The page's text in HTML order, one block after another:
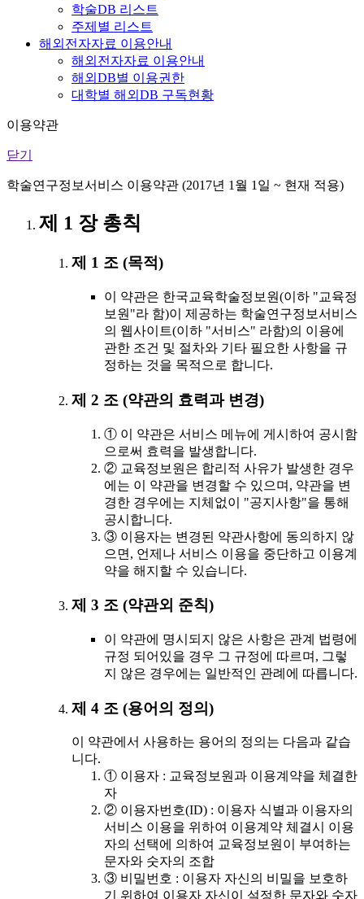
학술DB 리스트
주제별 리스트
해외전자자료 이용안내
해외전자자료 이용안내
해외DB별 이용권한
대학별 해외DB 구독현황
이용약관
닫기
학술연구정보서비스 이용약관 (2017년 1월 1일 ~ 현재 적용)
제 1 장 총칙
제 1 조 (목적)
이 약관은 한국교육학술정보원(이하 "교육정
보원"라 함)이 제공하는 학술연구정보서비스
의 웹사이트(이하 "서비스" 라함)의 이용에
관한 조건 및 절차와 기타 필요한 사항을 규
정하는 것을 목적으로 합니다.
제 2 조 (약관의 효력과 변경)
① 이 약관은 서비스 메뉴에 게시하여 공시함
으로써 효력을 발생합니다.
② 교육정보원은 합리적 사유가 발생한 경우
에는 이 약관을 변경할 수 있으며, 약관을 변
경한 경우에는 지체없이 "공지사항"을 통해
공시합니다.
③ 이용자는 변경된 약관사항에 동의하지 않
으면, 언제나 서비스 이용을 중단하고 이용계
약을 해지할 수 있습니다.
제 3 조 (약관외 준칙)
이 약관에 명시되지 않은 사항은 관계 법령에
규정 되어있을 경우 그 규정에 따르며, 그렇
지 않은 경우에는 일반적인 관례에 따릅니다.
제 4 조 (용어의 정의)
이 약관에서 사용하는 용어의 정의는 다음과 같습
니다.
① 이용자 : 교육정보원과 이용계약을 체결한
자
② 이용자번호(ID) : 이용자 식별과 이용자의
서비스 이용을 위하여 이용계약 체결시 이용
자의 선택에 의하여 교육정보원이 부여하는
문자와 숫자의 조합
③ 비밀번호 : 이용자 자신의 비밀을 보호하
기 위하여 이용자 자신이 설정한 문자와 숫자